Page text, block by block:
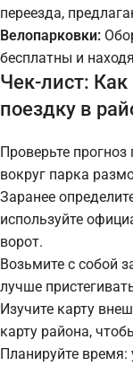
переезда,
Велопарковки:
бесплатны и
Чек-лист:
поездку в
Проверьте
вокруг парка
Заранее
используйте
ворот.
Возьмите с собой
лучше
Изучите карту
карту района,
Планируйте